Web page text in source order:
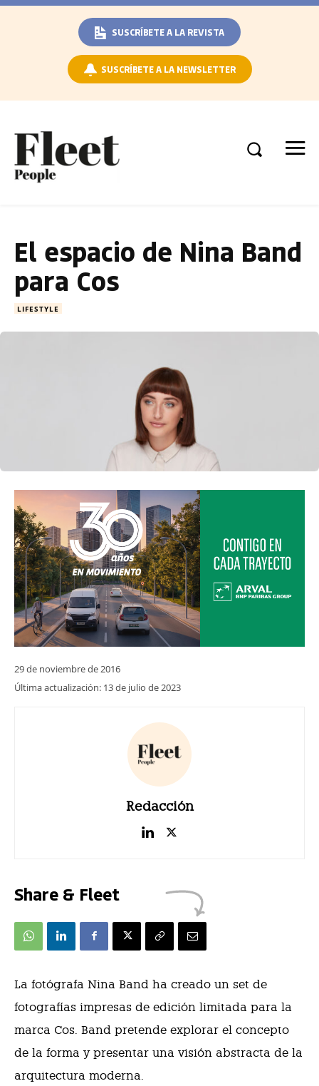
SUSCRÍBETE A LA REVISTA
SUSCRÍBETE A LA NEWSLETTER
El espacio de Nina Band
para Cos
LIFESTYLE
29 de noviembre de 2016
Última actualización: 13 de julio de 2023
Redacción
Share & Fleet
La fotógrafa Nina Band ha creado un set de
fotografías impresas de edición limitada para la
marca Cos. Band pretende explorar el concepto
de la forma y presentar una visión abstracta de la
arquitectura moderna.